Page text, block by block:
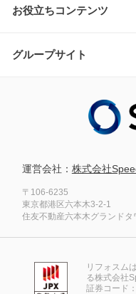
お役立ちコンテンツ
グループサイト
運営会社： 株式会社
〒106-6235
東京都港区六本木3-2-1
住友不動産六本木グランドタ
リフォスム
る株式会社
証券コード